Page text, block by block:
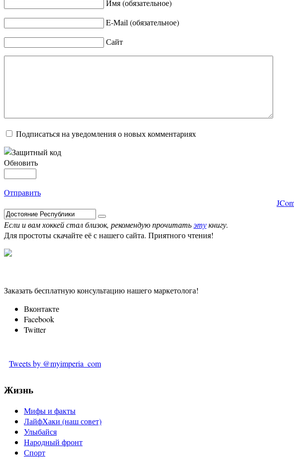
Имя (обязательное)
E-Mail (обязательное)
Сайт
Подписаться на уведомления о новых комментариях
Обновить
Отправить
Если и вам хоккей стал близок, рекомендую прочитатьэтукнигу.
Для простоты скачайте её с нашего сайта. Приятного чтения!
Заказать бесплатную консультацию нашего маркетолога!
Вконтакте
Facebook
Twitter
Tweets by @myimperia_com
Жизнь
Мифы и факты
ЛайфХаки (наш совет)
Улыбайся
Народный фронт
Спорт